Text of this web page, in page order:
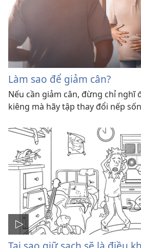
Làm sao để giảm cân?
Nếu cần giảm cân, đừng chỉ nghĩ
kiêng mà hãy tập thay đổi nếp